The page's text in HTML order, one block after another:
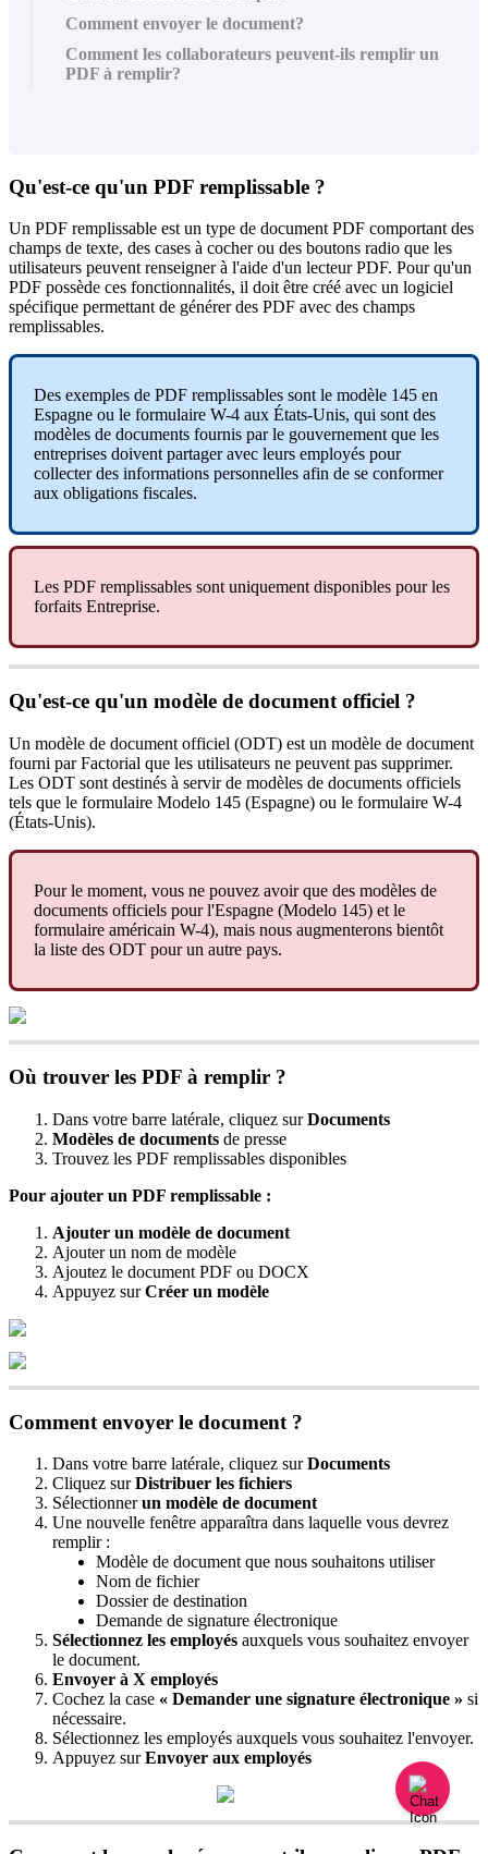
Comment envoyer le document?
Comment les collaborateurs peuvent-ils remplir un
PDF à remplir?
Qu'est-ce qu'un PDF remplissable ?
Un PDF remplissable est un type de document PDF comportant des
champs de texte, des cases à cocher ou des boutons radio que les
utilisateurs peuvent renseigner à l'aide d'un lecteur PDF. Pour qu'un
PDF possède ces fonctionnalités, il doit être créé avec un logiciel
spécifique permettant de générer des PDF avec des champs
remplissables.
Des exemples de PDF remplissables sont le modèle 145 en
Espagne ou le formulaire W-4 aux États-Unis, qui sont des
modèles de documents fournis par le gouvernement que les
entreprises doivent partager avec leurs employés pour
collecter des informations personnelles afin de se conformer
aux obligations fiscales.
Les PDF remplissables sont uniquement disponibles pour les
forfaits Entreprise.
Qu'est-ce qu'un modèle de document officiel ?
Un modèle de document officiel (ODT) est un modèle de document
fourni par Factorial que les utilisateurs ne peuvent pas supprimer.
Les ODT sont destinés à servir de modèles de documents officiels
tels que le formulaire Modelo 145 (Espagne) ou le formulaire W-4
(États-Unis).
Pour le moment, vous ne pouvez avoir que des modèles de
documents officiels pour l'Espagne (Modelo 145) et le
formulaire américain W-4), mais nous augmenterons bientôt
la liste des ODT pour un autre pays.
Où trouver les PDF à remplir ?
Dans votre barre latérale, cliquez sur Documents
Modèles de documents de presse
Trouvez les PDF remplissables disponibles
Pour ajouter un PDF remplissable :
Ajouter un modèle de document
Ajouter un nom de modèle
Ajoutez le document PDF ou DOCX
Appuyez sur Créer un modèle
Comment envoyer le document ?
Dans votre barre latérale, cliquez sur Documents
Cliquez sur Distribuer les fichiers
Sélectionner un modèle de document
Une nouvelle fenêtre apparaîtra dans laquelle vous devrez
remplir :
Modèle de document que nous souhaitons utiliser
Nom de fichier
Dossier de destination
Demande de signature électronique
Sélectionnez les employés auxquels vous souhaitez envoyer
le document.
Envoyer à X employés
Cochez la case « Demander une signature électronique » si
nécessaire.
Sélectionnez les employés auxquels vous souhaitez l'envoyer.
Appuyez sur Envoyer aux employés